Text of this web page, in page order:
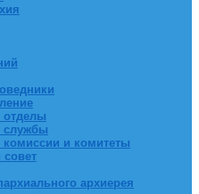
отделы
службы
комиссии и комитеты
архиерея